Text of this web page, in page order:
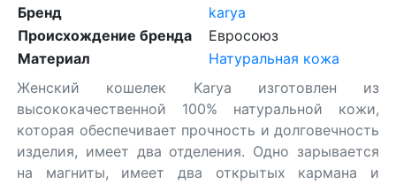
Бренд
karya
Происхождение бренда
Евросоюз
Материал
Натуральная кожа
Женский кошелек Karya изготовлен из
высококачественной 100% натуральной кожи,
которая обеспечивает прочность и долговечность
изделия, имеет два отделения. Одно зарывается
на магниты, имеет два открытых кармана и